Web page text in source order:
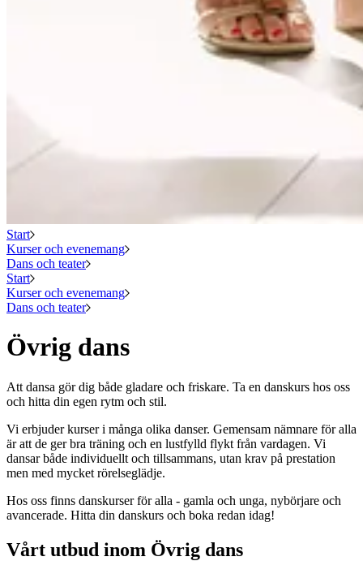
Start
Kurser och evenemang
Dans och teater
Start
Kurser och evenemang
Dans och teater
Övrig dans
Att dansa gör dig både gladare och friskare. Ta en danskurs hos oss
och hitta din egen rytm och stil.
Vi erbjuder kurser i många olika danser. Gemensam nämnare för alla
är att de ger bra träning och en lustfylld flykt från vardagen. Vi
dansar både individuellt och tillsammans, utan krav på prestation
men med mycket rörelseglädje.
Hos oss finns danskurser för alla - gamla och unga, nybörjare och
avancerade. Hitta din danskurs och boka redan idag!
Vårt utbud inom Övrig dans